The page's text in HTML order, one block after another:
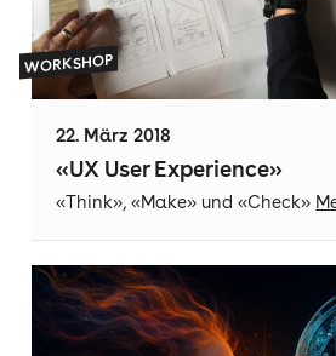
WORKSHOP
22. März 2018
«UX User Experience»
«Think», «Make» und «Check»